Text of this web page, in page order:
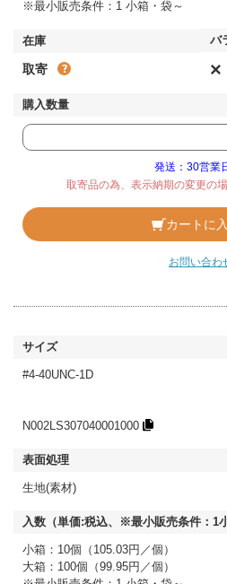
※最小販売条件：1 小箱・袋～
取寄 ×
発送：30営業
取寄品の為、表示納期の変更の
カートに
お問い合わ
#4-40UNC-1D
N002LS307040001000
生地(素材)
小箱：10個（105.03円／個）
大箱：100個（99.95円／個）